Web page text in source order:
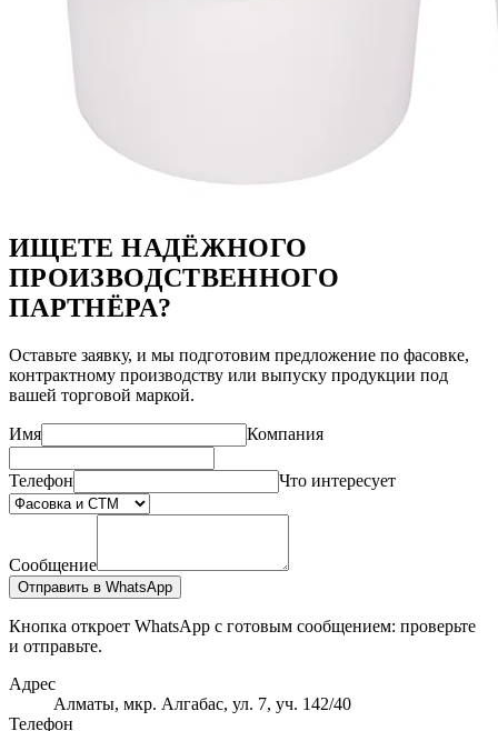
ИЩЕТЕ НАДЁЖНОГО
ПРОИЗВОДСТВЕННОГО
ПАРТНЁРА?
Оставьте заявку, и мы подготовим предложение по фасовке,
контрактному производству или выпуску продукции под
вашей торговой маркой.
Имя Компания
Телефон Что интересует
Сообщение
Отправить в WhatsApp
Кнопка откроет WhatsApp с готовым сообщением: проверьте
и отправьте.
Адрес
Алматы, мкр. Алгабас, ул. 7, уч. 142/40
Телефон